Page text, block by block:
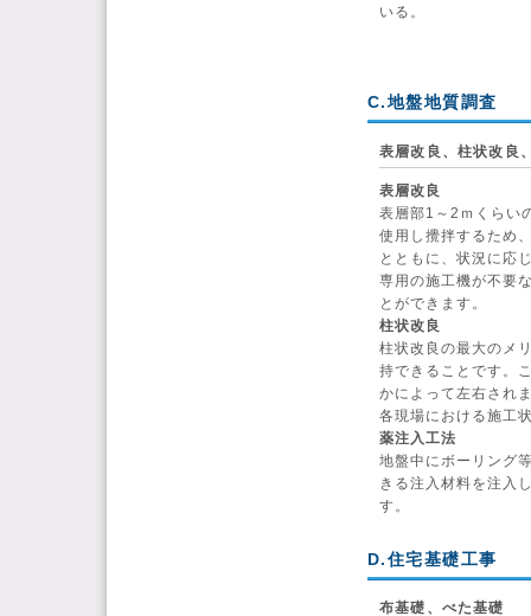
いる。
C.地盤地質調査
表層改良、柱状改良
表層改良
表層部1～2ｍくらい
使用し攪拌するため
とともに、状況に応
専用の施工機が不要
とができます。
柱状改良
柱状改良の最大のメ
持できることです。
かによって左右され
各現場における施工
薬注入工法
地盤中にボーリング
きる注入材料を注入
す。
D.住宅基礎工事
布基礎、べた基礎